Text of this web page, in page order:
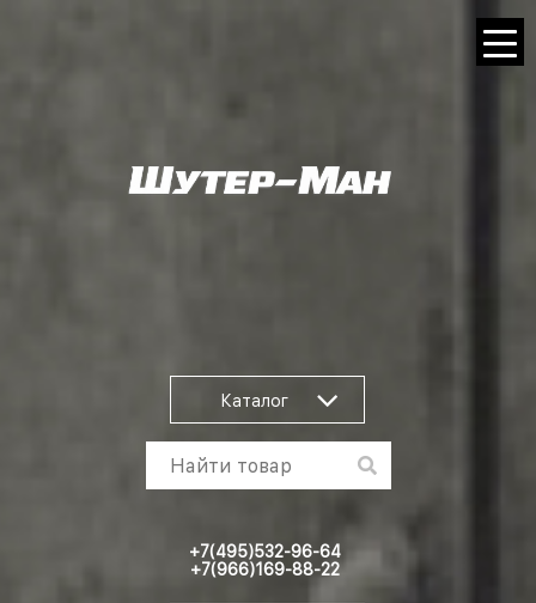
Каталог
+7(495)532-96-64
+7(966)169-88-22